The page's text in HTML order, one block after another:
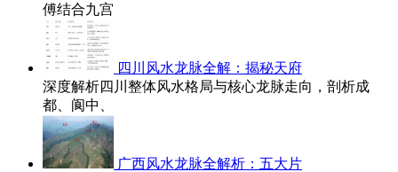
傅结合九宫
四川风水龙脉全解：揭秘天府
深度解析四川整体风水格局与核心龙脉走向，剖析成
都、阆中、
广西风水龙脉全解析：五大片